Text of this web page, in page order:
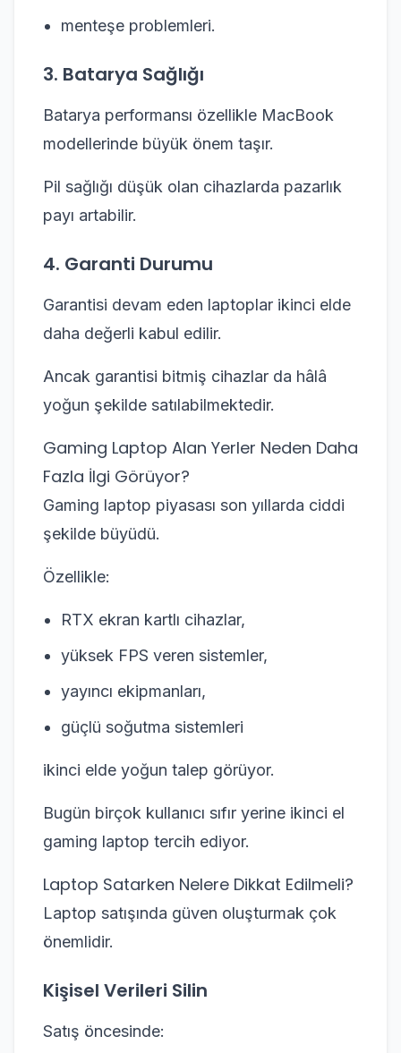
menteşe problemleri.
3. Batarya Sağlığı
Batarya performansı özellikle MacBook
modellerinde büyük önem taşır.
Pil sağlığı düşük olan cihazlarda pazarlık
payı artabilir.
4. Garanti Durumu
Garantisi devam eden laptoplar ikinci elde
daha değerli kabul edilir.
Ancak garantisi bitmiş cihazlar da hâlâ
yoğun şekilde satılabilmektedir.
Gaming Laptop Alan Yerler Neden Daha
Fazla İlgi Görüyor?
Gaming laptop piyasası son yıllarda ciddi
şekilde büyüdü.
Özellikle:
RTX ekran kartlı cihazlar,
yüksek FPS veren sistemler,
yayıncı ekipmanları,
güçlü soğutma sistemleri
ikinci elde yoğun talep görüyor.
Bugün birçok kullanıcı sıfır yerine ikinci el
gaming laptop tercih ediyor.
Laptop Satarken Nelere Dikkat Edilmeli?
Laptop satışında güven oluşturmak çok
önemlidir.
Kişisel Verileri Silin
Satış öncesinde: